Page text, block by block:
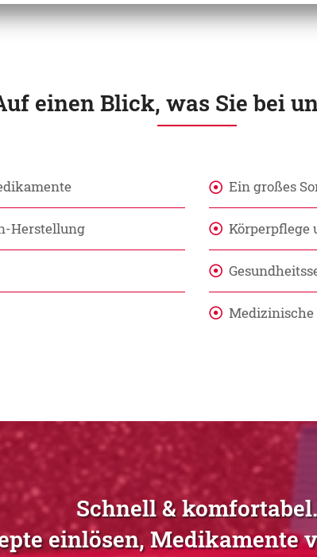
einen Blick, was Sie bei
Herstellung
Ein großes
Körperpflege
Medizinische
Schnell & komfortabel.
einlösen, Medikamente